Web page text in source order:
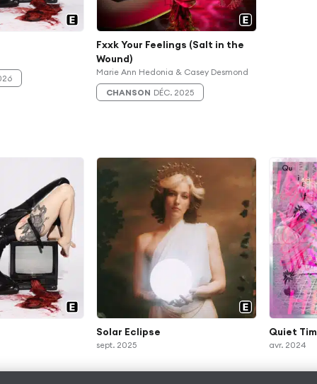
Fxxk Your Feelings (Salt in the
Wound)
Marie Ann Hedonia & Casey Desmond
CHANSON DÉC. 2025
Solar Eclipse
sept. 2025
Quiet
avr. 2024